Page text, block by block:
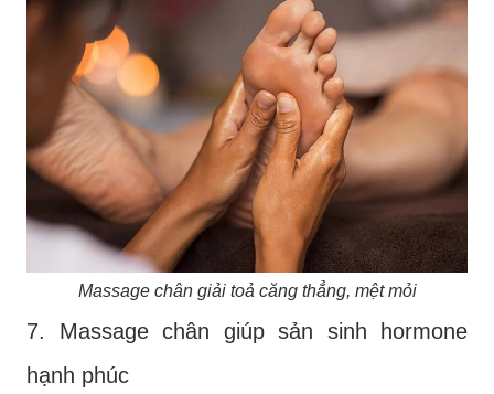
Massage chân giải toả căng thẳng, mệt mỏi
7. Massage chân giúp sản sinh hormone
hạnh phúc